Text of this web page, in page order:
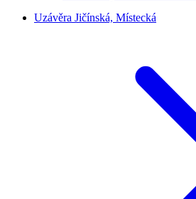
Uzávěra Jičínská, Místecká